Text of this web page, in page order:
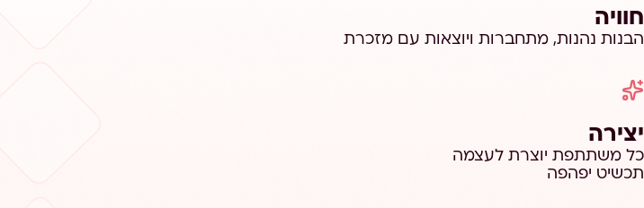
חוויה
הבנות נהנות, מתחברות ויוצאות עם מזכרת
יצירה
כל משתתפת יוצרת לעצמה
תכשיט יפהפה